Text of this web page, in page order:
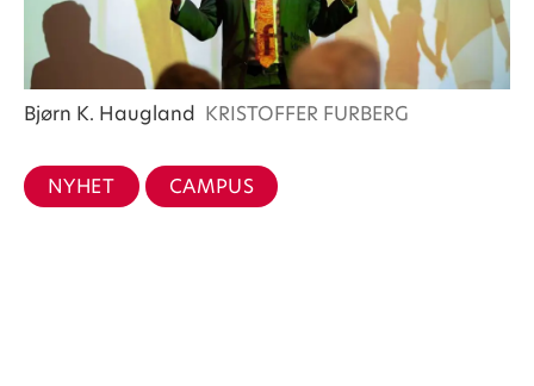
Bjørn K. Haugland KRISTOFFER FURBERG
NYHET CAMPUS